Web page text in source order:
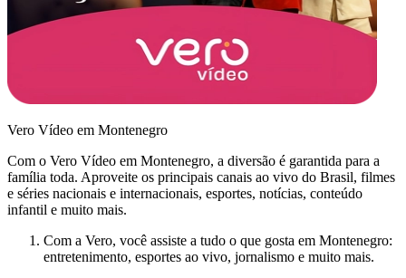
Vero Vídeo em Montenegro
Com o Vero Vídeo em Montenegro, a diversão é garantida para a
família toda. Aproveite os principais canais ao vivo do Brasil, filmes
e séries nacionais e internacionais, esportes, notícias, conteúdo
infantil e muito mais.
Com a Vero, você assiste a tudo o que gosta em Montenegro:
entretenimento, esportes ao vivo, jornalismo e muito mais.